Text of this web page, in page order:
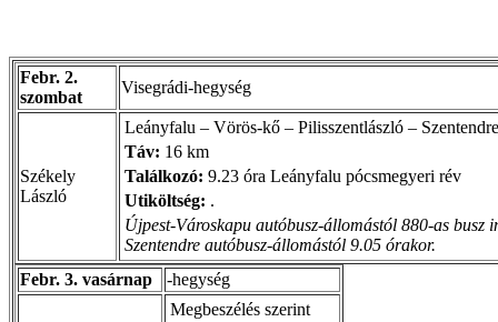
Febr. 2.
szombat
Visegrádi-hegység
Székely
László
Leányfalu – Vörös-kő – Pilisszentlászló – Szentendre
Táv: 16 km
Találkozó: 9.23 óra Leányfalu pócsmegyeri rév
Utiköltség: .
Újpest-Városkapu autóbusz-állomástól 880-as
Szentendre autóbusz-állomástól 9.05 órakor.
Febr. 3. vasárnap
-hegység
Megbeszélés szerint